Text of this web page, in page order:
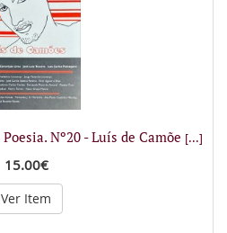
Nº20 - Luís de Camõe [...]
15.00€
Ver Item